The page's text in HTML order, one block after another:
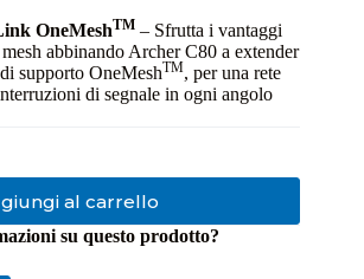
OneMeshTM – Sfrutta i vantaggi
abbinando Archer C80 a extender
supporto OneMeshTM, per una rete
di segnale in ogni angolo
al carrello
su questo prodotto?